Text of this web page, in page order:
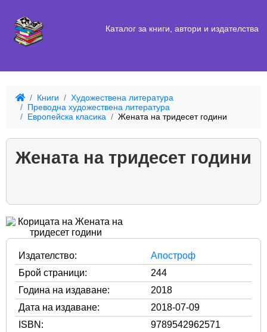
Каталог за книги, автори и издателства
Книги
Художествена литература
Преводна художествена литература
Европейска класика
Жената на тридесет години
Жената на тридесет години
Издателство:
Апостроф
Брой страници:
244
Година на издаване:
2018
Дата на издаване:
2018-07-09
ISBN:
9789542962571